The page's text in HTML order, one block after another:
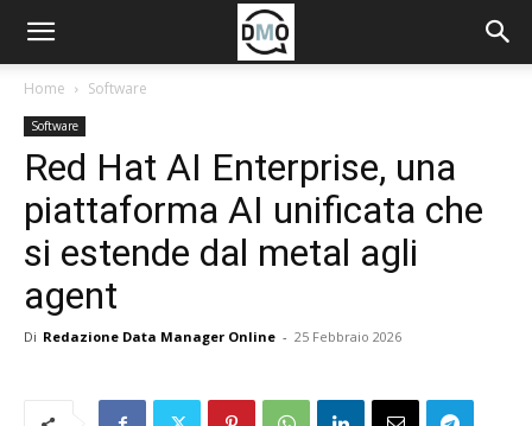
Home Software
Software
Red Hat AI Enterprise, una
piattaforma AI unificata che
si estende dal metal agli
agent
Di Redazione Data Manager Online - 25 Febbraio 2026